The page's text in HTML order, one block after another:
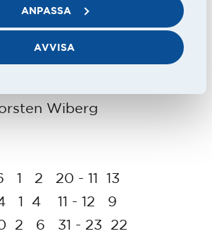
ANPASSA
AVVISA
Henry Holmsten, 18
Per Ericsson, 10 mål
Wiberg
1 2 20 - 11 13
4 11 - 12 9
2 6 31 - 23 22